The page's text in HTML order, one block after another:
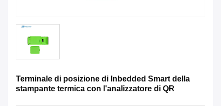
Terminale di posizione di Inbedded Smart della
stampante termica con l'analizzatore di QR